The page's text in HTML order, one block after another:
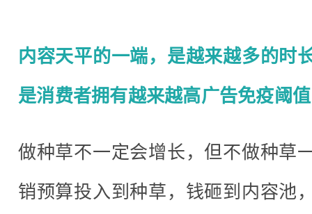
内容天平的一端，是越来越多的时
是消费者拥有越来越高广告免疫阈
做种草不一定会增长，但不做种草
销预算投入到种草，钱砸到内容池